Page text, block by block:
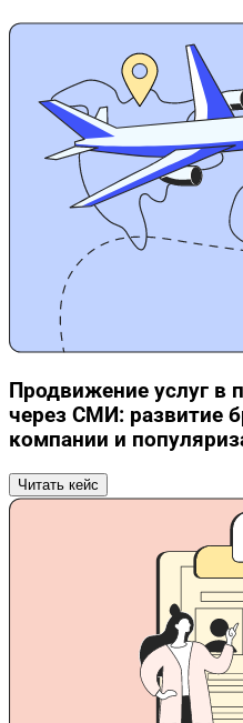
Продвижение услуг в
через СМИ: развитие
компании и
Читать кейс